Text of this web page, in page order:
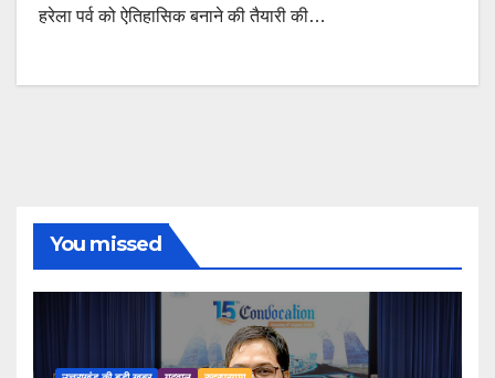
हरेला पर्व को ऐतिहासिक बनाने की तैयारी की…
You missed